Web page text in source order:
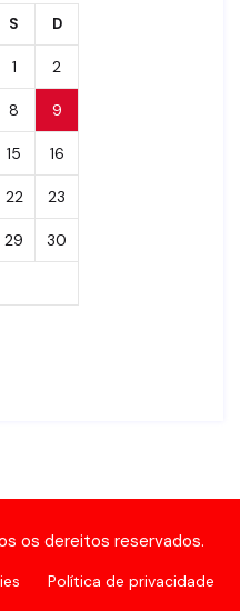
S D
1 2
8 9
15 16
22 23
29 30
os dereitos reservados.
Política de privacidade